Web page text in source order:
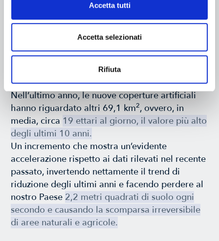
Accetta tutti
Accetta selezionati
Rifiuta
trasformazione della copertura del suolo e
permette di valutare il degrado del territorio e
l’impatto del consumo di suolo sul paesaggio e
sui servizi ecosistemici.
Analisi dei dati
Nell’ultimo anno, le nuove coperture artificiali
hanno riguardato altri 69,1 km2, ovvero, in
media, circa 19 ettari al giorno, il valore più alto
degli ultimi 10 anni.
Un incremento che mostra un’evidente
accelerazione rispetto ai dati rilevati nel recente
passato, invertendo nettamente il trend di
riduzione degli ultimi anni e facendo perdere al
nostro Paese 2,2 metri quadrati di suolo ogni
secondo e causando la scomparsa irreversibile
di aree naturali e agricole.